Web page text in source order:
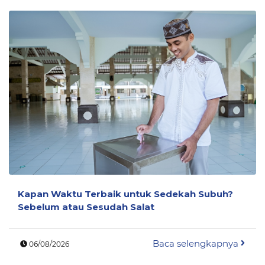
Kapan Waktu Terbaik untuk Sedekah Subuh?
Sebelum atau Sesudah Salat
06/08/2026 Baca selengkapnya